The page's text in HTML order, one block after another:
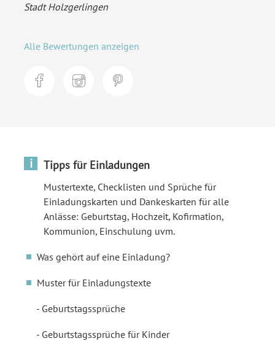
Stadt Holzgerlingen
Alle Bewertungen anzeigen
i Tipps für Einladungen
Mustertexte, Checklisten und Sprüche für
Einladungskarten und Dankeskarten für alle
Anlässe: Geburtstag, Hochzeit, Kofirmation,
Kommunion, Einschulung uvm.
Was gehört auf eine Einladung?
Muster für Einladungstexte
Geburtstagssprüche
Geburtstagssprüche für Kinder